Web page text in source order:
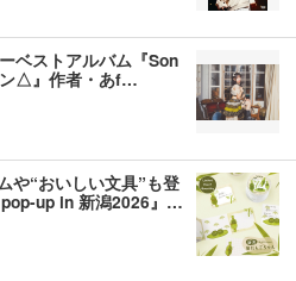
ベストアルバム『Son
ン△』作者・あf…
や“おいしい文具”も登
up in 新潟2026』…